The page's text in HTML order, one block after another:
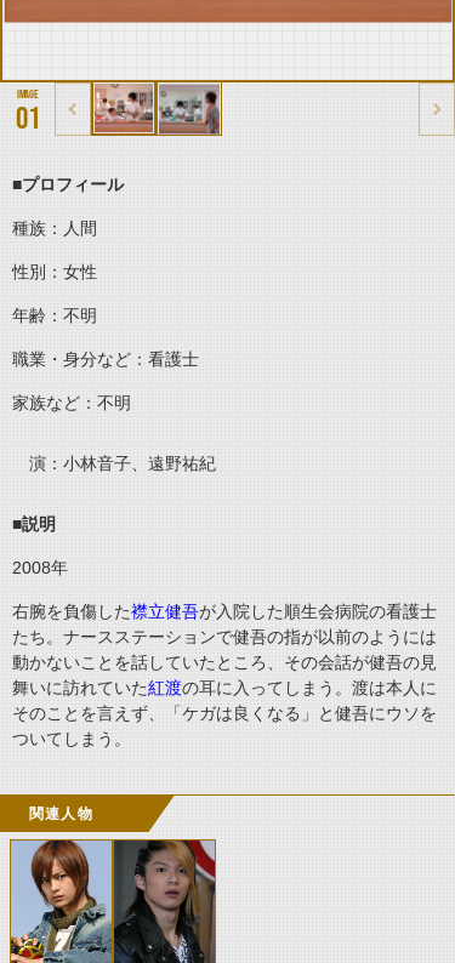
01
■プロフィール
種族：人間
性別：女性
年齢：不明
職業・身分など：看護士
家族など：不明
演：小林音子、遠野祐紀
■説明
2008年
右腕を負傷した襟立健吾が入院した順生会病院の看護士
たち。ナースステーションで健吾の指が以前のようには
動かないことを話していたところ、その会話が健吾の見
舞いに訪れていた紅渡の耳に入ってしまう。渡は本人に
そのことを言えず、「ケガは良くなる」と健吾にウソを
ついてしまう。
関連人物